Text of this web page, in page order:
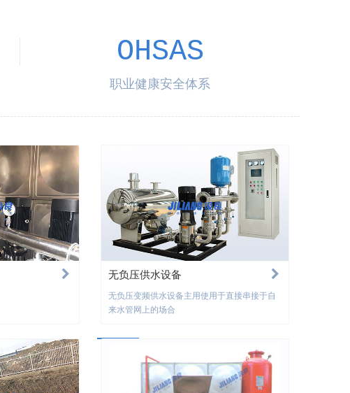
OHSAS
职业健康安全体系
无负压供水设备
无负压变频供水设备主用使用于直接串接于自
来水管网上的场合